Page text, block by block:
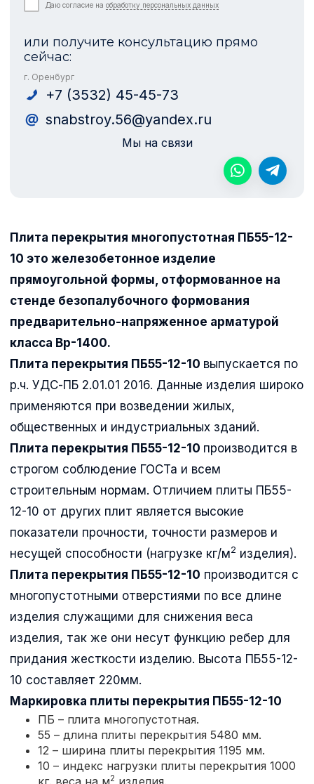
Даю согласие на обработку персональных данных
или получите консультацию прямо
сейчас:
г. Оренбург
+7 (3532) 45-45-73
snabstroy.56@yandex.ru
Мы на связи
Плита перекрытия многопустотная ПБ55-12-
10 это железобетонное изделие
прямоугольной формы, отформованное на
стенде безопалубочного формования
предварительно-напряженное арматурой
класса Вр-1400.
Плита перекрытия ПБ55-12-10 выпускается по
р.ч. УДС-ПБ 2.01.01 2016. Данные изделия широко
применяются при возведении жилых,
общественных и индустриальных зданий.
Плита перекрытия ПБ55-12-10 производится в
строгом соблюдение ГОСТа и всем
строительным нормам. Отличием плиты ПБ55-
12-10 от других плит является высокие
показатели прочности, точности размеров и
несущей способности (нагрузке кг/м2 изделия).
Плита перекрытия ПБ55-12-10 производится с
многопустотными отверстиями по все длине
изделия служащими для снижения веса
изделия, так же они несут функцию ребер для
придания жесткости изделию. Высота ПБ55-12-
10 составляет 220мм.
Маркировка плиты перекрытия ПБ55-12-10
ПБ – плита многопустотная.
55 – длина плиты перекрытия 5480 мм.
12 – ширина плиты перекрытия 1195 мм.
10 – индекс нагрузки плиты перекрытия 1000
кг. веса на м2 изделия.